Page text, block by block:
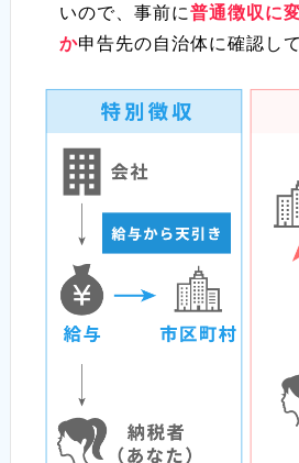
いので、事前に普通徴収に
か申告先の自治体に確認し